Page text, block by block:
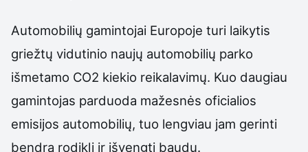
Automobilių gamintojai Europoje turi laikytis
griežtų vidutinio naujų automobilių parko
išmetamo CO2 kiekio reikalavimų. Kuo daugiau
gamintojas parduoda mažesnės oficialios
emisijos automobilių, tuo lengviau jam gerinti
bendrą rodiklį ir išvengti baudų.